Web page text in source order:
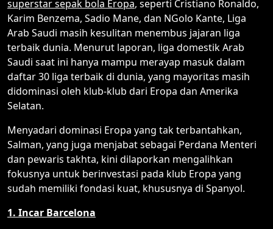
superstar sepak bola Eropa, seperti Cristiano Ronaldo,
Karim Benzema, Sadio Mane, dan NGolo Kante, Liga
Arab Saudi masih kesulitan menembus jajaran liga
terbaik dunia. Menurut laporan, liga domestik Arab
Saudi saat ini hanya mampu merayap masuk dalam
daftar 30 liga terbaik di dunia, yang mayoritas masih
didominasi oleh klub-klub dari Eropa dan Amerika
Selatan.
Menyadari dominasi Eropa yang tak terbantahkan,
Salman, yang juga menjabat sebagai Perdana Menteri
dan pewaris takhta, kini dilaporkan mengalihkan
fokusnya untuk berinvestasi pada klub Eropa yang
sudah memiliki fondasi kuat, khususnya di Spanyol.
1. Incar Barcelona